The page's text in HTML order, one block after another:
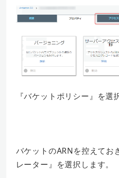
『バケットポリシー』を選
バケットのARNを控えてお
レーター』を選択します。